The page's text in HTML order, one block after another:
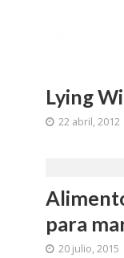
Lying
22 abril, 2012
para
20 julio, 2015